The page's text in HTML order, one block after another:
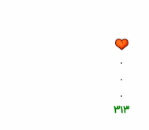
.
.
.
313